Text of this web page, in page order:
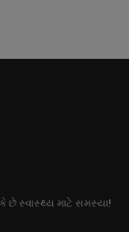
છે સ્વાસ્થ્ય માટે સમસ્યા!